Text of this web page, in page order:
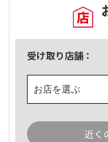
受け取り店舗：
お店を選ぶ
近く